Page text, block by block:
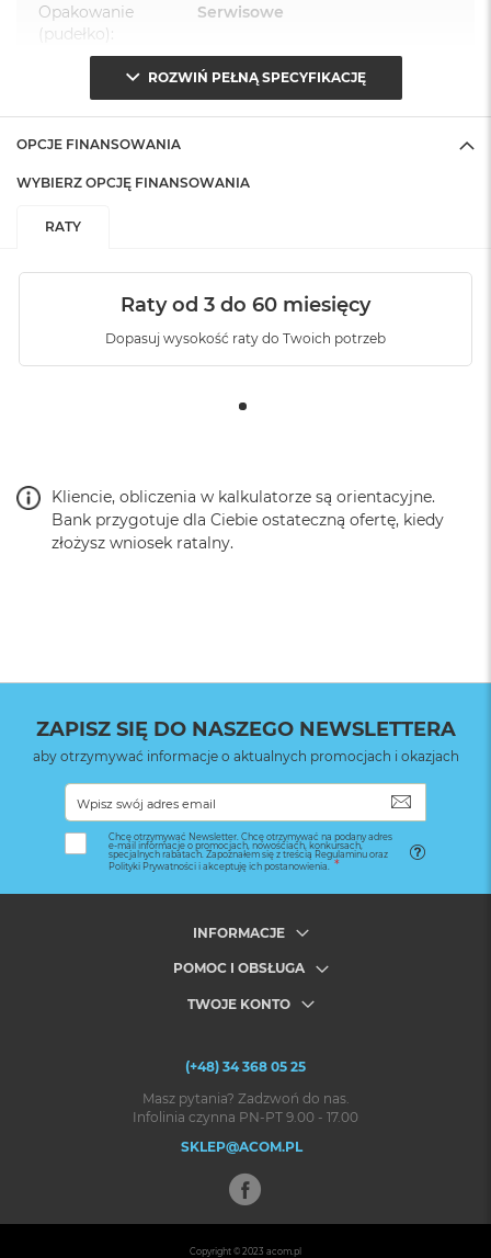
Opakowanie
(pudełko):
Serwisowe
ROZWIŃ PEŁNĄ SPECYFIKACJĘ
OPCJE FINANSOWANIA
WYBIERZ OPCJĘ FINANSOWANIA
RATY
Raty od 3 do 60 miesięcy
Dopasuj wysokość raty do Twoich potrzeb
Kliencie, obliczenia w kalkulatorze są orientacyjne.
Bank przygotuje dla Ciebie ostateczną ofertę, kiedy
złożysz wniosek ratalny.
ZAPISZ SIĘ DO NASZEGO NEWSLETTERA
aby otrzymywać informacje o aktualnych promocjach i okazjach
Chcę otrzymywać Newsletter. Chcę otrzymywać na podany adres
e-mail informacje o promocjach, nowościach, konkursach,
specjalnych rabatach. Zapoznałem się z treścią Regulaminu oraz
Polityki Prywatności i akceptuję ich postanowienia.
INFORMACJE
POMOC I OBSŁUGA
TWOJE KONTO
(+48) 34 368 05 25
Masz pytania? Zadzwoń do nas.
Infolinia czynna PN-PT 9.00 - 17.00
SKLEP@ACOM.PL
Copyright © 2023 acom.pl